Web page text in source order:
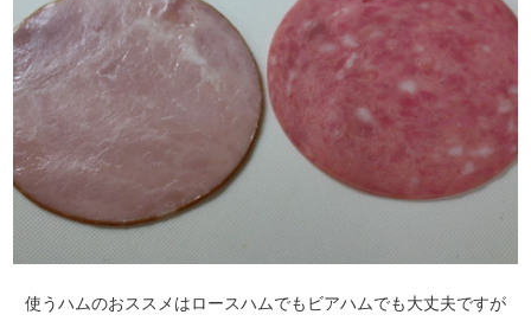
使うハムのおススメはロースハムでもビアハムでも大丈夫ですが